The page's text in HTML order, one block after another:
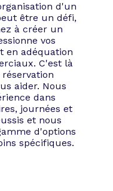
d'un
être un défi,
à créer un
vos
en adéquation
C'est là
aider. Nous
dans
journées et
et nous
d'options
spécifiques.